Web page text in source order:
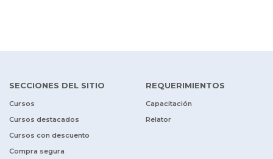
SECCIONES DEL SITIO
Cursos
Cursos destacados
Cursos con descuento
Compra segura
REQUERIMIENTOS
Capacitación
Relator